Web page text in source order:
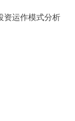
资运作模式分析